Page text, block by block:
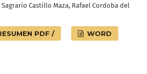
Castillo Maza, Rafael Cordoba del
PDF / WORD